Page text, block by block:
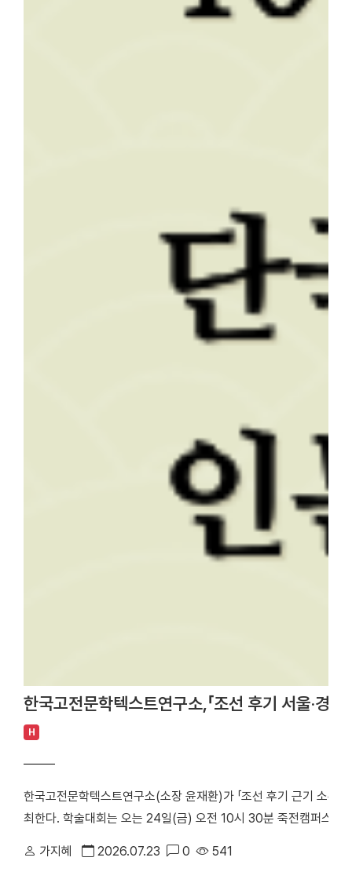
한국고전문학텍스트연구소,「조선 후기 서울·경
H
한국고전문학텍스트연구소(소장 윤재환)가 「조선 후기 근기 소론
최한다. 학술대회는 오는 24일(금) 오전 10시 30분 죽전캠퍼스
가지혜 2026.07.23 0 541